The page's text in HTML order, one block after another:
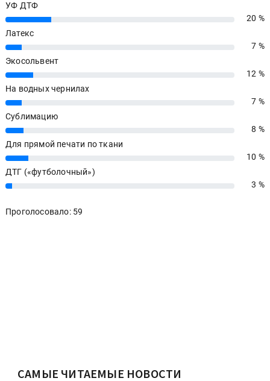
УФ ДТФ
20%
20 %
Латекс
7%
7 %
Экосольвент
12%
12 %
На водных чернилах
7%
7 %
Сублимацию
8%
8 %
Для прямой печати по ткани
10%
10 %
ДТГ («футболочный»)
3% 3 %
Проголосовало: 59
САМЫЕ ЧИТАЕМЫЕ НОВОСТИ